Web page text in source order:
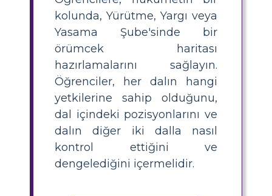
kolunda, Yürütme, Yargı veya
Yasama Şube'sinde bir
örümcek haritası
hazırlamalarını sağlayın.
Öğrenciler, her dalın hangi
yetkilerine sahip olduğunu,
dal içindeki pozisyonlarını ve
dalın diğer iki dalla nasıl
kontrol ettiğini ve
dengelediğini içermelidir.